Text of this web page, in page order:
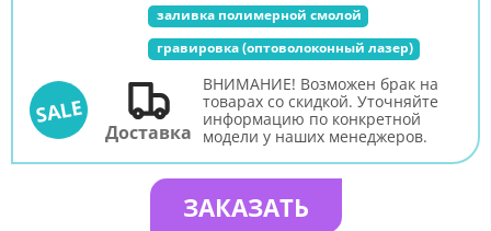
заливка полимерной смолой
гравировка (оптоволоконный лазер)
SALE
Доставка
ВНИМАНИЕ! Возможен брак на
товарах со скидкой. Уточняйте
информацию по конкретной
модели у наших менеджеров.
ЗАКАЗАТЬ